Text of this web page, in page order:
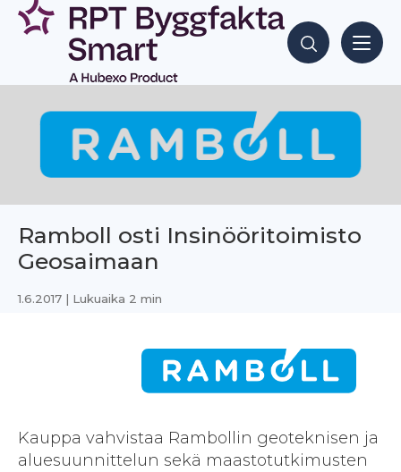
Siirry
sisältöön
Hae sisältöjä
Ramboll osti Insinööritoimisto
Geosaimaan
1.6.2017 | Lukuaika 2 min
Kauppa vahvistaa Rambollin geoteknisen ja
aluesuunnittelun sekä maastotutkimusten